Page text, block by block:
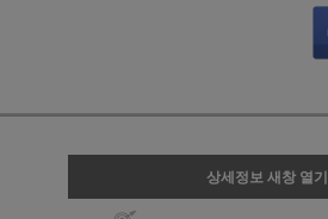
상세정보 새창 열기